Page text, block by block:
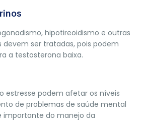
hipotireoidismo e outras
devem ser tratadas, pois podem
a testosterona baixa.
estresse podem afetar os níveis
de problemas de saúde mental
do manejo da